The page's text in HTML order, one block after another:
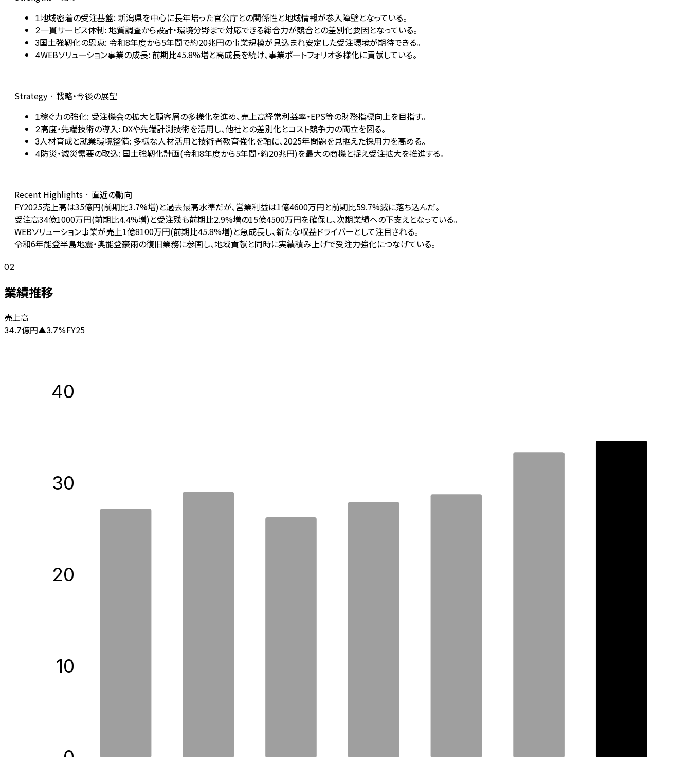
1地域密着の受注基盤: 新潟県を中心に長年培った官公庁との関係性と地域情報が参入障壁となっている。
2一貫サービス体制: 地質調査から設計・環境分野まで対応できる総合力が競合との差別化要因となっている。
3国土強靭化の恩恵: 令和8年度から5年間で約20兆円の事業規模が見込まれ安定した受注環境が期待できる。
4WEBソリューション事業の成長: 前期比45.8%増と高成長を続け、事業ポートフォリオ多様化に貢献している。
Strategy · 戦略・今後の展望
1稼ぐ力の強化: 受注機会の拡大と顧客層の多様化を進め、売上高経常利益率・EPS等の財務指標向上を目指す。
2高度・先端技術の導入: DXや先端計測技術を活用し、他社との差別化とコスト競争力の両立を図る。
3人材育成と就業環境整備: 多様な人材活用と技術者教育強化を軸に、2025年問題を見据えた採用力を高める。
4防災・減災需要の取込: 国土強靭化計画(令和8年度から5年間・約20兆円)を最大の商機と捉え受注拡大を推進する。
Recent Highlights · 直近の動向
FY2025売上高は35億円(前期比3.7%増)と過去最高水準だが、営業利益は1億4600万円と前期比59.7%減に落ち込んだ。
受注高34億1000万円(前期比4.4%増)と受注残も前期比2.9%増の15億4500万円を確保し、次期業績への下支えとなっている。
WEBソリューション事業が売上1億8100万円(前期比45.8%増)と急成長し、新たな収益ドライバーとして注目される。
令和6年能登半島地震・奥能登豪雨の復旧業務に参画し、地域貢献と同時に実績積み上げで受注力強化につなげている。
02
業績推移
売上高
34.7億円▲3.7%FY25
10
20
30
40